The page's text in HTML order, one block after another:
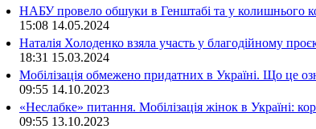
НАБУ провело обшуки в Генштабі та у колишнього
15:08 14.05.2024
Наталія Холоденко взяла участь у благодійному
18:31 15.03.2024
Мобілізація обмежено придатних в Україні. Що це
09:55 14.10.2023
«Неслабке» питання. Мобілізація жінок в Україні:
09:55 13.10.2023